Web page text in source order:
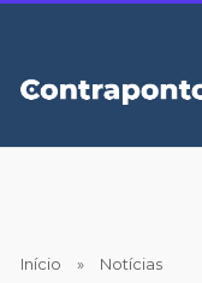
conteúdo
Trilha
Início Notícias